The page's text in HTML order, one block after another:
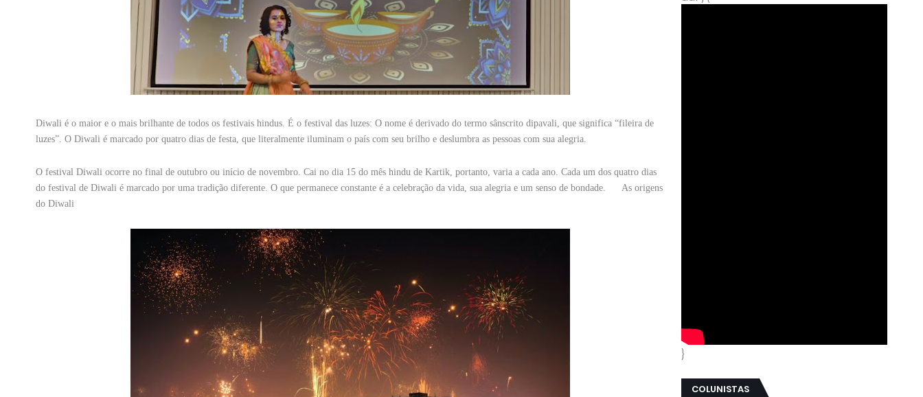
Diwali é o maior e o mais brilhante de todos os festivais hindus. É o festival das luzes: O nome é derivado do termo sânscrito dipavali, que significa “fileira de
luzes”. O Diwali é marcado por quatro dias de festa, que literalmente iluminam o país com seu brilho e deslumbra as pessoas com sua alegria.
O festival Diwali ocorre no final de outubro ou início de novembro. Cai no dia 15 do mês hindu de Kartik, portanto, varia a cada ano. Cada um dos quatro dias
do festival de Diwali é marcado por uma tradição diferente. O que permanece constante é a celebração da vida, sua alegria e um senso de bondade. As origens
do Diwali
}
COLUNISTAS